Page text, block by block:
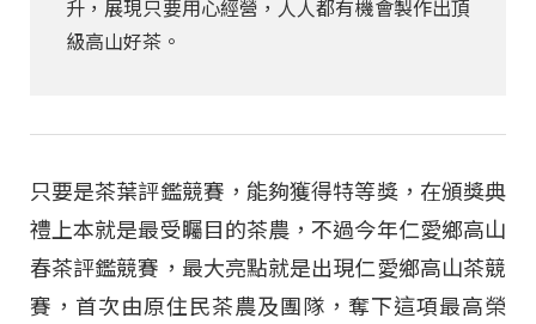
升，展現只要用心經營，人人都有機會製作出頂
級高山好茶。
只要是茶葉評鑑競賽，能夠獲得特等獎，在頒獎典
禮上本就是最受矚目的茶農，不過今年仁愛鄉高山
春茶評鑑競賽，最大亮點就是出現仁愛鄉高山茶競
賽，首次由原住民茶農及團隊，奪下這項最高榮